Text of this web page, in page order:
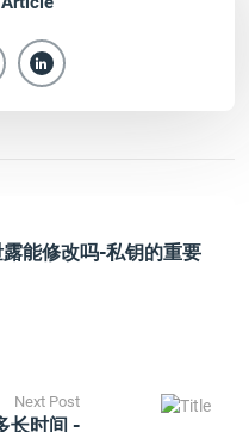
能修改吗-私钥的重要
Next Post
长时间 -